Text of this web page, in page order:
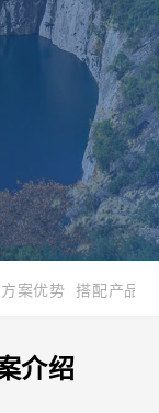
方案优势 搭配产品
介绍